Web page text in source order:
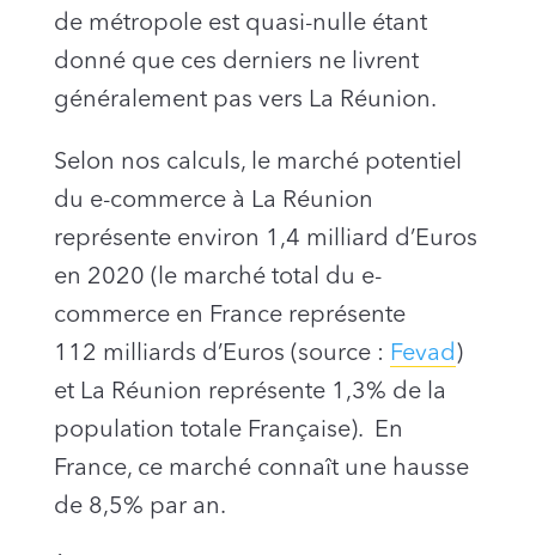
de métropole est quasi-nulle étant
donné que ces derniers ne livrent
généralement pas vers La Réunion.
Selon nos calculs, le marché potentiel
du e-commerce à La Réunion
représente environ 1,4 milliard d’Euros
en 2020 (le marché total du e-
commerce en France représente
112 milliards d’Euros (source : Fevad )
et La Réunion représente 1,3% de la
population totale Française). En
France, ce marché connaît une hausse
de 8,5% par an.